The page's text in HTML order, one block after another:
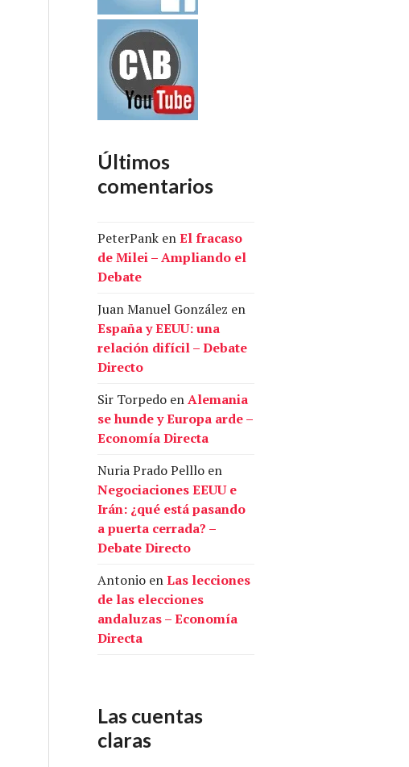
Últimos
comentarios
PeterPank enEl fracaso
de Milei – Ampliando el
Debate
Juan Manuel González en
España y EEUU: una
relación difícil – Debate
Directo
Sir Torpedo enAlemania
se hunde y Europa arde –
Economía Directa
Nuria Prado Pelllo en
Negociaciones EEUU e
Irán: ¿qué está pasando
a puerta cerrada? –
Debate Directo
Antonio enLas lecciones
de las elecciones
andaluzas – Economía
Directa
Las cuentas
claras